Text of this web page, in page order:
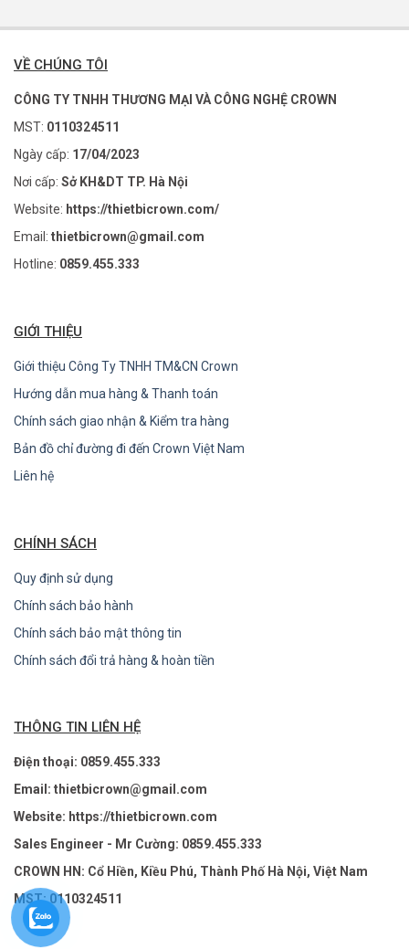
VỀ CHÚNG TÔI
CÔNG TY TNHH THƯƠNG MẠI VÀ CÔNG NGHỆ CROWN
MST: 0110324511
Ngày cấp: 17/04/2023
Nơi cấp: Sở KH&DT TP. Hà Nội
Website: https://thietbicrown.com/
Email: thietbicrown@gmail.com
Hotline: 0859.455.333
GIỚI THIỆU
Giới thiệu Công Ty TNHH TM&CN Crown
Hướng dẫn mua hàng & Thanh toán
Chính sách giao nhận & Kiểm tra hàng
Bản đồ chỉ đường đi đến Crown Việt Nam
Liên hệ
CHÍNH SÁCH
Quy định sử dụng
Chính sách bảo hành
Chính sách bảo mật thông tin
Chính sách đổi trả hàng & hoàn tiền
THÔNG TIN LIÊN HỆ
Điện thoại: 0859.455.333
Email: thietbicrown@gmail.com
Website: https://thietbicrown.com
Sales Engineer - Mr Cường: 0859.455.333
CROWN HN: Cổ Hiền, Kiều Phú, Thành Phố Hà Nội, Việt Nam
MST: 0110324511